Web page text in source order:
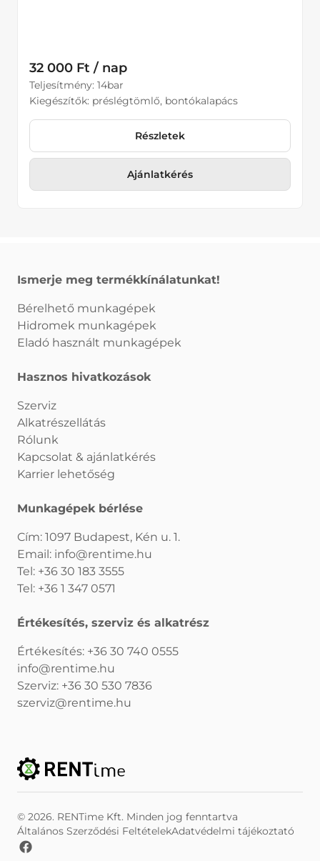
32 000 Ft / nap
Teljesítmény: 14bar
Kiegészítők: préslégtömlő, bontókalapács
Részletek
Ajánlatkérés
Ismerje meg termékkínálatunkat!
Bérelhető munkagépek
Hidromek munkagépek
Eladó használt munkagépek
Hasznos hivatkozások
Szerviz
Alkatrészellátás
Rólunk
Kapcsolat & ajánlatkérés
Karrier lehetőség
Munkagépek bérlése
Cím: 1097 Budapest, Kén u. 1.
Email: info@rentime.hu
Tel: +36 30 183 3555
Tel: +36 1 347 0571
Értékesítés, szerviz és alkatrész
Értékesítés: +36 30 740 0555
info@rentime.hu
Szerviz: +36 30 530 7836
szerviz@rentime.hu
© 2026. RENTime Kft. Minden jog fenntartva
Általános Szerződési FeltételekAdatvédelmi tájékoztató